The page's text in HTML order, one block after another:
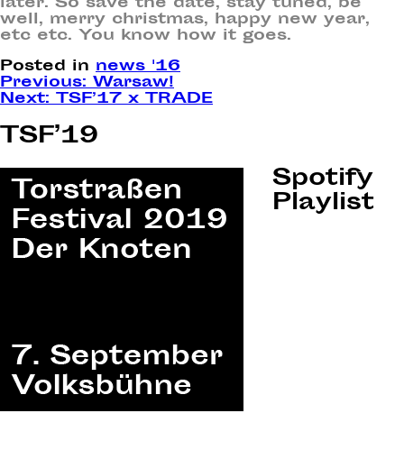
well, merry christmas, happy new year,
etc etc. You know how it goes.
Posted in news '16
Post
navigation
Previous: Warsaw!
Next: TSF’17 x TRADE
TSF’19
Spotify
Playlist